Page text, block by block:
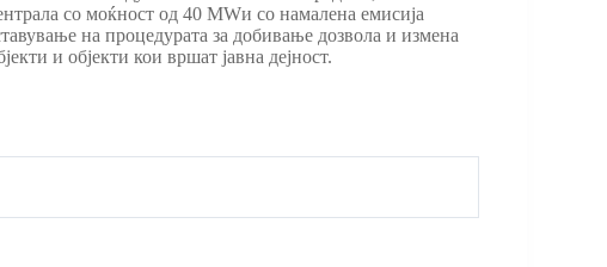
со моќност од 40 МWи со намалена емисија
на процедурата за добивање дозвола и измена
и објекти кои вршат јавна дејност.